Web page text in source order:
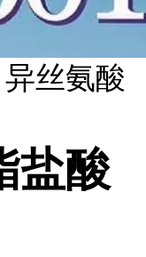
丝氨酸
盐酸